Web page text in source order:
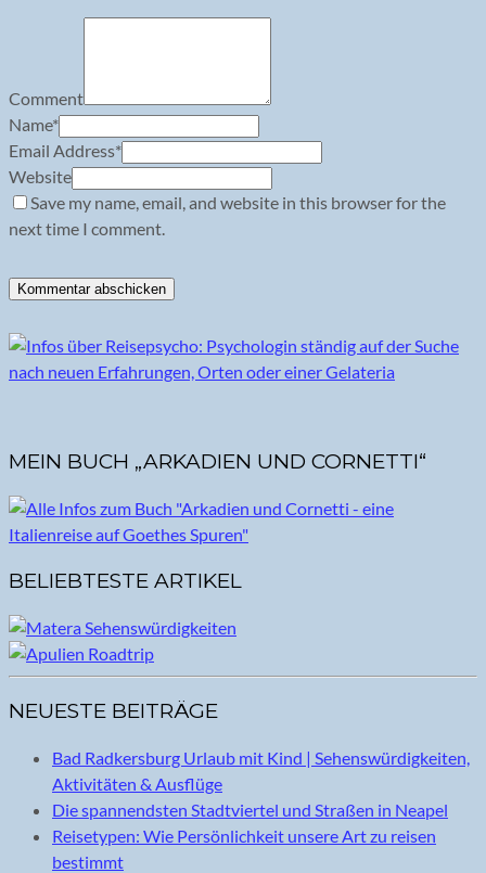
Comment
Name*
Email Address*
Website
Save my name, email, and website in this browser for the
next time I comment.
MEIN BUCH „ARKADIEN UND CORNETTI“
BELIEBTESTE ARTIKEL
NEUESTE BEITRÄGE
Bad Radkersburg Urlaub mit Kind | Sehenswürdigkeiten,
Aktivitäten & Ausflüge
Die spannendsten Stadtviertel und Straßen in Neapel
Reisetypen: Wie Persönlichkeit unsere Art zu reisen
bestimmt